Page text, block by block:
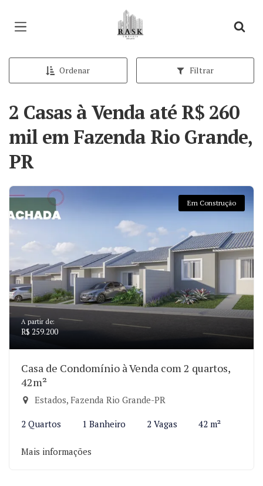
Página inicial
Ordenar Filtrar
2 Casas à Venda até R$ 260
mil em Fazenda Rio Grande,
PR
Em Construção
A partir de:
R$ 259.200
Casa de Condomínio à Venda com 2 quartos,
42m²
Estados, Fazenda Rio Grande-PR
2 Quartos 1 Banheiro 2 Vagas 42 m²
Mais informações